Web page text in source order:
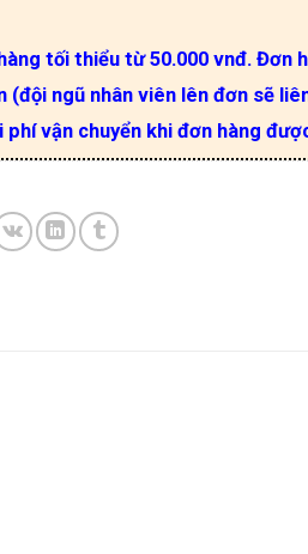
tối thiểu từ 50.000 vnđ. Đơn
(đội ngũ nhân viên lên đơn sẽ
phí vận chuyển khi đơn hàng